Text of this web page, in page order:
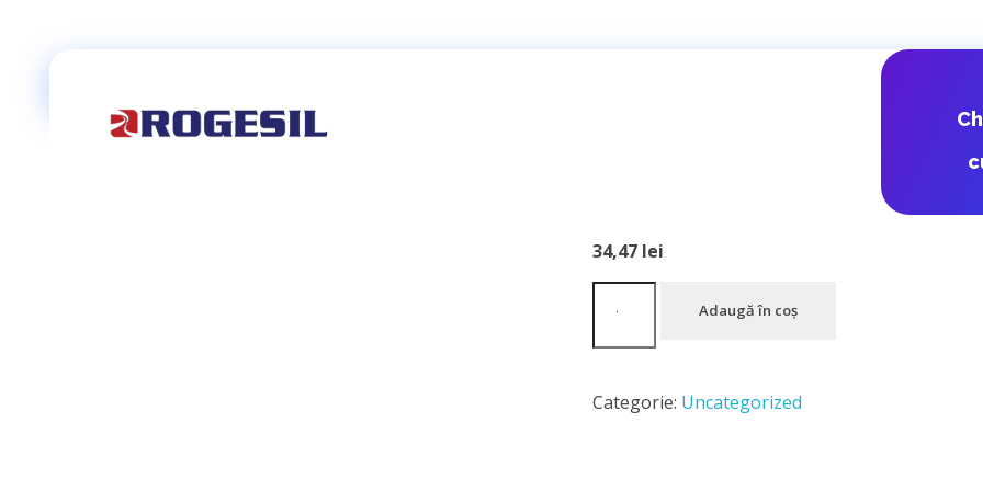
DPD Romania
34,47 lei
Adaugă în coș
Categorie: Uncategorized